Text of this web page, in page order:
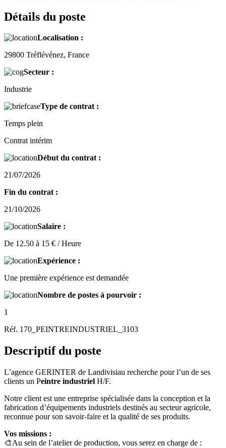
Détails du poste
Localisation :
29800 Tréflévénez, France
Secteur :
Industrie
Type de contrat :
Temps plein
Contrat intérim
Début du contrat :
21/07/2026
Fin du contrat :
21/10/2026
Salaire :
De 12.50 à 15 € / Heure
Expérience :
Une première expérience est demandée
Nombre de postes à pourvoir :
1
Réf. 170_PEINTREINDUSTRIEL_3103
Descriptif du poste
L’agence GERINTER de Landivisiau recherche pour l’un de ses
clients un Peintre industriel H/F.
Notre client est une entreprise spécialisée dans la conception et la
fabrication d’équipements industriels destinés au secteur agricole,
reconnue pour son savoir-faire et la qualité de ses produits.
Vos missions :
🎨Au sein de l’atelier de production, vous serez en charge de :